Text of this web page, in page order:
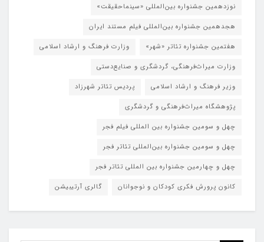
نوزدهمین جشنواره بین‌المللی «سینماحقیقت»
هجدهمین جشنواره بین‌المللی فیلم مستند ایران
هفتمین جشنواره تئاتر «شهر»
وزارت فرهنگ و ارشاد اسلامی
وزارت میراث‌فرهنگی، گردشگری و صنایع‌دستی
وزیر فرهنگ و ارشاد اسلامی
پردیس تئاتر شهرزاد
پژوهشگاه میراث‌فرهنگی و گردشگری
چهل و سومین جشنواره بین المللی فیلم فجر
چهل و سومین جشنواره بین‌المللی تئاتر فجر
چهل و چهارمین جشنواره بین المللی تئاتر فجر
کانون پرورش فکری کودکان و نوجوانان
گالری آرتیبیشن